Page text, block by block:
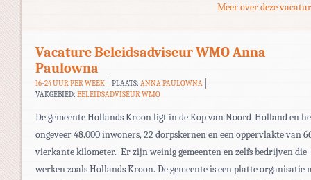
Meer over deze
Vacature Beleidsadviseur WMO Anna
Paulowna
16-24 UUR PER WEEK PLAATS: ANNA PAULOWNA
VAKGEBIED: BELEIDSADVISEUR WMO
De gemeente Hollands Kroon ligt in de Kop van Noord-Holland en
ongeveer 48.000 inwoners, 22 dorpskernen en een oppervlakte van
vierkante kilometer. Er zijn weinig gemeenten en zelfs bedrijven die
werken zoals Hollands Kroon. De gemeente is een platte organisatie